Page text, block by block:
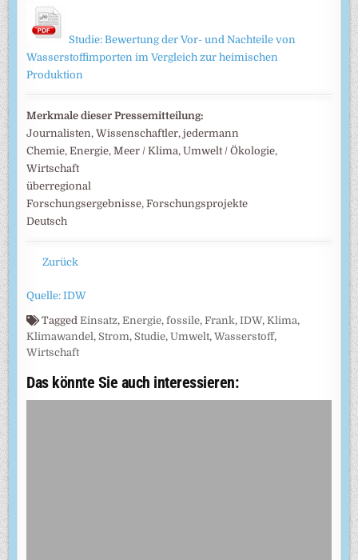
Studie: Bewertung der Vor- und Nachteile von
Wasserstoffimporten im Vergleich zur heimischen
Produktion
Merkmale dieser Pressemitteilung:
Journalisten, Wissenschaftler, jedermann
Chemie, Energie, Meer / Klima, Umwelt / Ökologie,
Wirtschaft
überregional
Forschungsergebnisse, Forschungsprojekte
Deutsch
Zurück
Quelle: IDW
TaggedEinsatz,Energie,fossile,Frank,IDW,Klima,
Klimawandel, Strom, Studie,Umwelt,Wasserstoff,
Wirtschaft
Das könnte Sie auch interessieren: